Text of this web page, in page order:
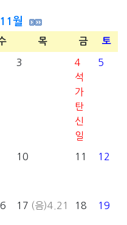
월
목 금 토
3
4
석
가
탄
신
일
5
10 11 12
17 (음)4.21 18 19